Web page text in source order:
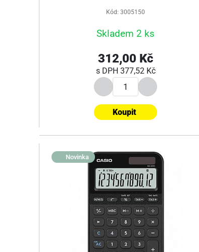
Kód: 3005150
Skladem 2 ks
312,00 Kč
s DPH 377,52 Kč
Koupit
Novinka